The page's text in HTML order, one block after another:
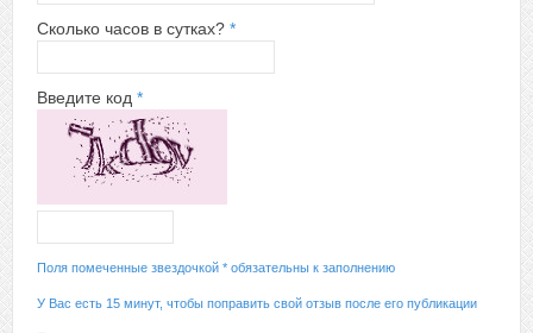
Сколько часов в сутках? *
Введите код *
Поля помеченные звездочкой * обязательны к заполнению
У Вас есть 15 минут, чтобы поправить свой отзыв после его публикации